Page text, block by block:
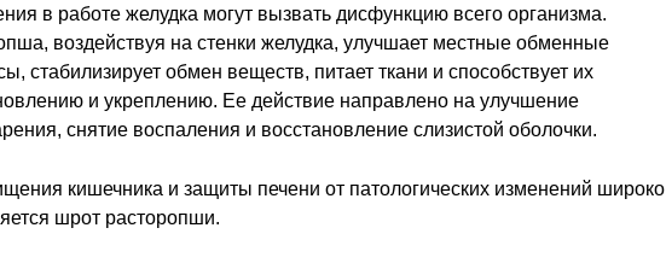
в работе желудка могут вызвать дисфункцию всего организма.
воздействуя на стенки желудка, улучшает местные обменные
стабилизирует обмен веществ, питает ткани и способствует их
и укреплению. Ее действие направлено на улучшение
снятие воспаления и восстановление слизистой оболочки.
кишечника и защиты печени от патологических изменений широко
шрот расторопши.